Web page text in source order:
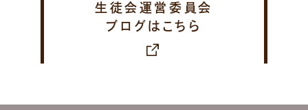
生徒会運営委員会
ブログはこちら